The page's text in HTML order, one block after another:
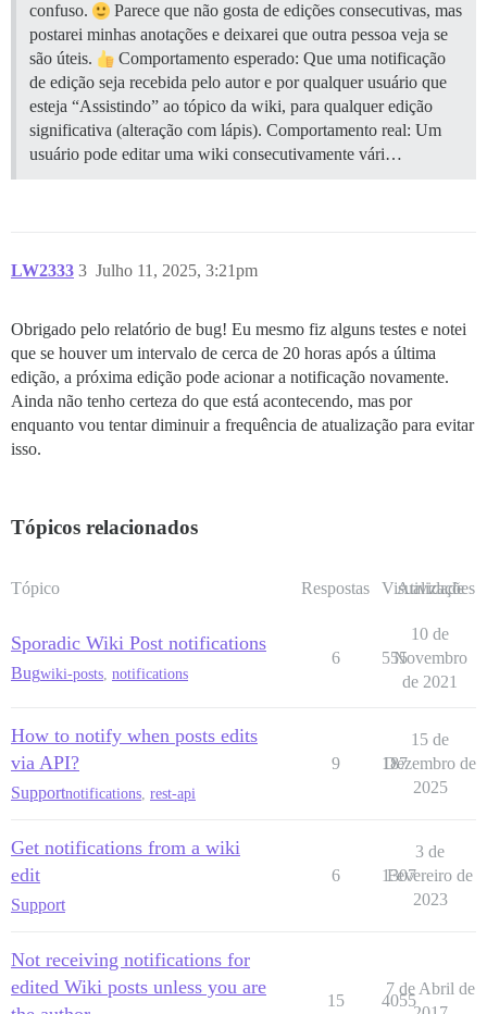
confuso.
Parece que não gosta de edições consecutivas, mas
postarei minhas anotações e deixarei que outra pessoa veja se
são úteis.
Comportamento esperado: Que uma notificação
de edição seja recebida pelo autor e por qualquer usuário que
esteja “Assistindo” ao tópico da wiki, para qualquer edição
significativa (alteração com lápis). Comportamento real: Um
usuário pode editar uma wiki consecutivamente vári…
LW2333 Julho 11, 2025, 3:21pm
3
Obrigado pelo relatório de bug! Eu mesmo fiz alguns testes e notei
que se houver um intervalo de cerca de 20 horas após a última
edição, a próxima edição pode acionar a notificação novamente.
Ainda não tenho certeza do que está acontecendo, mas por
enquanto vou tentar diminuir a frequência de atualização para evitar
isso.
Tópicos relacionados
Tópico Respostas Visualizações
Atividade
Sporadic Wiki Post notifications
Bugwiki-posts notifications
6 555
10 de
Novembro
de 2021
How to notify when posts edits
via API?
Supportnotifications rest-api
9 187
15 de
Dezembro de
2025
Get notifications from a wiki
edit
Support
6 1307
3 de
Fevereiro de
2023
Not receiving notifications for
edited Wiki posts unless you are
15 4055
7 de Abril de